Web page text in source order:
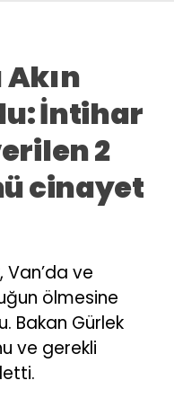
İntihar
2
cinayet
Van’da ve
ölmesine
Bakan Gürlek
ve gerekli